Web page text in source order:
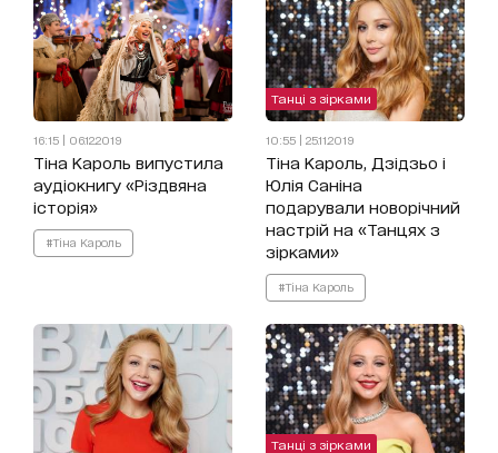
16:15 | 06.12.2019
Тіна Кароль випустила
аудіокнигу «Різдвяна
історія»
#Тіна Кароль
Танці з зірками
10:55 | 25.11.2019
Тіна Кароль, Дзідзьо і
Юлія Саніна
подарували новорічний
настрій на «Танцях з
зірками»
#Тіна Кароль
Танці з зірками